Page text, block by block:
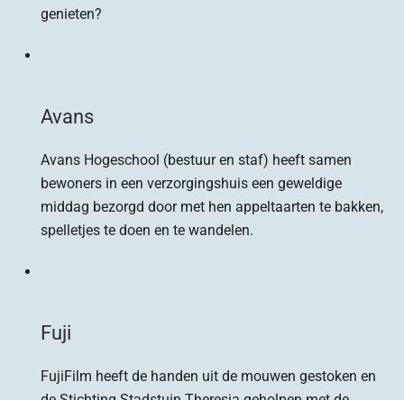
genieten?
Avans
Avans Hogeschool (bestuur en staf) heeft samen
bewoners in een verzorgingshuis een geweldige
middag bezorgd door met hen appeltaarten te bakken,
spelletjes te doen en te wandelen.
Fuji
FujiFilm heeft de handen uit de mouwen gestoken en